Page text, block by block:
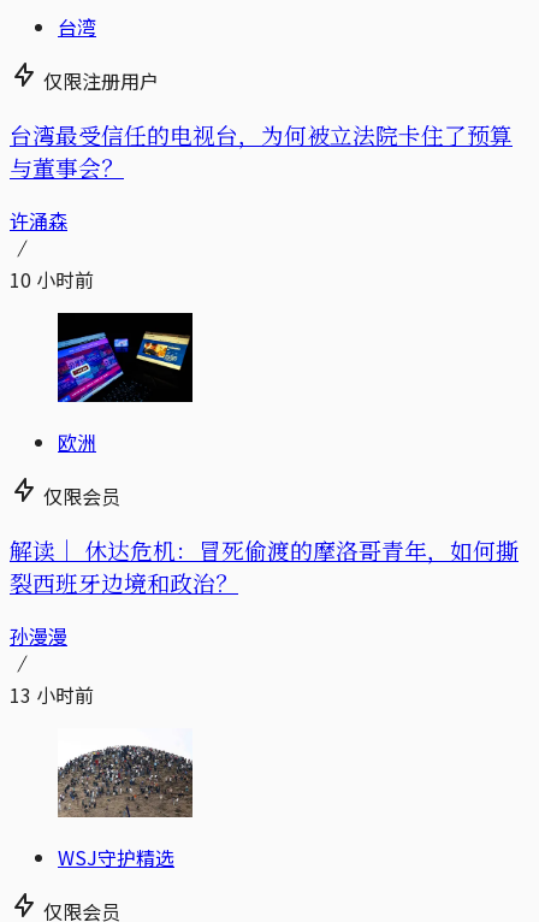
台湾
仅限注册用户
台湾最受信任的电视台，为何被立法院卡住了预算
与董事会？
许涌森
10 小时前
欧洲
仅限会员
解读｜ 休达危机：冒死偷渡的摩洛哥青年，如何撕
裂西班牙边境和政治？
孙漫漫
13 小时前
WSJ守护精选
仅限会员